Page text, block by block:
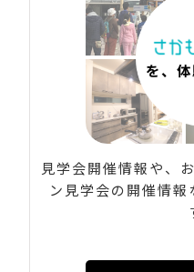
見学会開催情報や、
ン見学会の開催情